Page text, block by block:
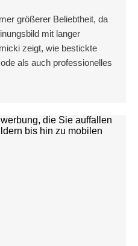
größerer Beliebtheit, da
mit langer
zeigt, wie bestickte
als auch professionelles